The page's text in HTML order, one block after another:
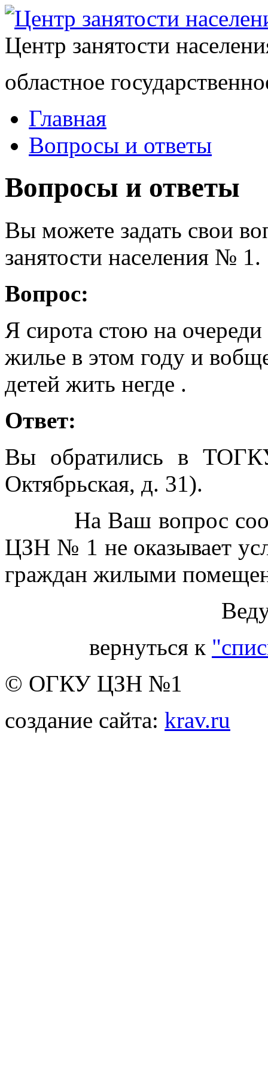
Центр занятости
областное
Главная
Вопросы и ответы
Вопросы и ответы
Вы можете задать свои
занятости населения № 1.
Вопрос:
Я сирота стою на
жилье в этом году и
детей жить негде .
Ответ:
Вы обратились в
Октябрьская, д. 31).
На Ваш вопрос
ЦЗН № 1 не оказывает
граждан жилыми
вернуться к
© ОГКУ ЦЗН №1
создание сайта: krav.ru